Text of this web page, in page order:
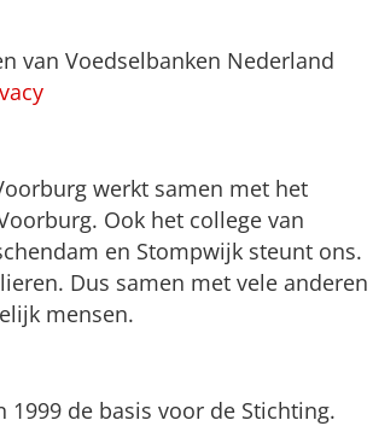
van Voedselbanken Nederland
werkt samen met het
Ook het college van
en Stompwijk steunt ons.
Dus samen met vele anderen
mensen.
de basis voor de Stichting.